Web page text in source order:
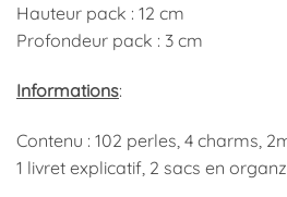
Hauteur pack : 12 cm
Profondeur pack : 3 cm
Informations:
Contenu : 102 perles, 4 charms,
1 livret explicatif, 2 sacs en